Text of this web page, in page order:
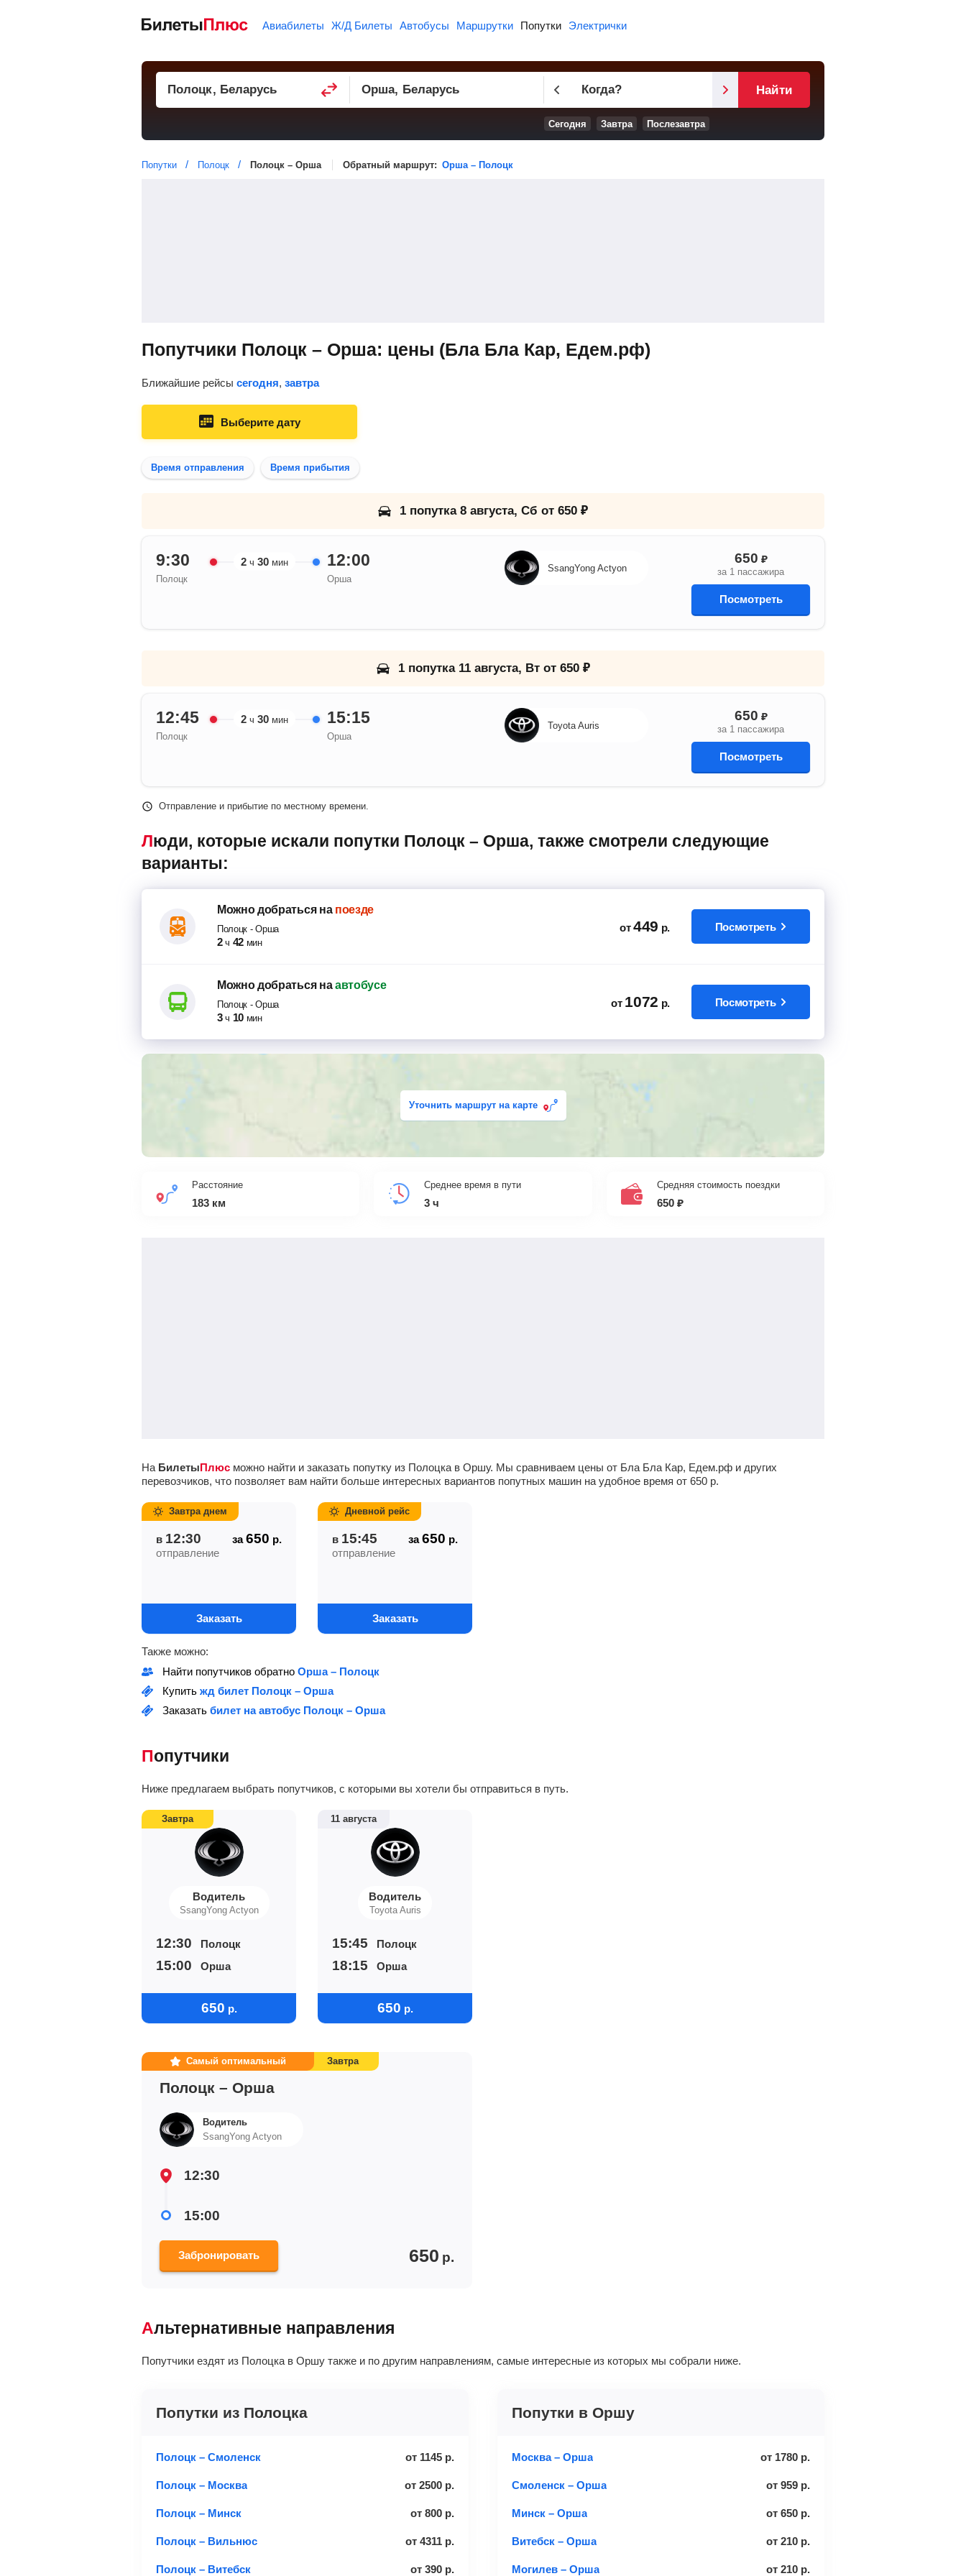
Авиабилеты Ж/Д Билеты Автобусы Маршрутки Попутки Электрички
Когда?
Сегодня Завтра Послезавтра
Найти
Попутки Полоцк Полоцк – Орша Обратный маршрут: Орша – Полоцк
Попутчики Полоцк – Орша: цены (Бла Бла Кар, Едем.рф)
Ближайшие рейсы сегодня, завтра
Выберите дату
Время отправления Время прибытия
1 попутка 8 августа, Сб от 650 ₽
9:30
Полоцк
2 ч 30 мин 12:00
Орша
SsangYong Actyon
650 ₽
за 1 пассажира
Посмотреть
1 попутка 11 августа, Вт от 650 ₽
12:45
Полоцк
2 ч 30 мин 15:15
Орша
Toyota Auris
650 ₽
за 1 пассажира
Посмотреть
Отправление и прибытие по местному времени.
Люди, которые искали попутки Полоцк – Орша, также смотрели следующие
варианты:
Можно добратьсяна поезде
Полоцк -Орша
2 ч 42 мин
от 449 р. Посмотреть
Можно добратьсяна автобусе
Полоцк -Орша
3 ч 10 мин
от 1072 р. Посмотреть
Уточнить маршрут на карте
Расстояние
183 км
Среднее время в пути
3 ч
Средняя стоимость поездки
650 ₽
На БилетыПлюс можно найти и заказать попутку из Полоцка в Оршу. Мы сравниваем цены от Бла Бла Кар, Едем.рф и других
перевозчиков, что позволяет вам найти больше интересных вариантов попутных машин на удобное время от 650 р.
в 12:30 за650 р.
отправление
Заказать
Завтра днем
в 15:45 за650 р.
отправление
Заказать
Дневной рейс
Также можно:
Найти попутчиков обратно Орша – Полоцк
Купить жд билет Полоцк – Орша
Заказать билет на автобус Полоцк – Орша
Попутчики
Ниже предлагаем выбрать попутчиков, с которыми вы хотели бы отправиться в путь.
Завтра
Водитель
SsangYong Actyon
12:30 Полоцк
15:00 Орша
650 р.
11 августа
Водитель
Toyota Auris
15:45 Полоцк
18:15 Орша
650 р.
Самый оптимальный Завтра
Полоцк – Орша
Водитель
SsangYong Actyon
12:30
15:00
Забронировать 650 р.
Альтернативные направления
Попутчики ездят из Полоцка в Оршу также и по другим направлениям, самые интересные из которых мы собрали ниже.
Попутки из Полоцка
Полоцк – Смоленск от 1145 р.
Полоцк – Москва от 2500 р.
Полоцк – Минск от 800 р.
Полоцк – Вильнюс от 4311 р.
Полоцк – Витебск от 390 р.
Попутки в Оршу
Москва – Орша от 1780 р.
Смоленск – Орша от 959 р.
Минск – Орша от 650 р.
Витебск – Орша от 210 р.
Могилев – Орша от 210 р.